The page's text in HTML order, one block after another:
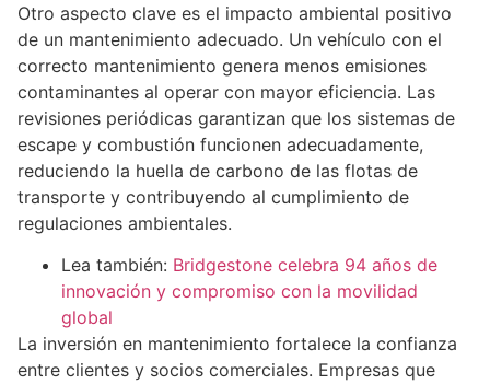
Otro aspecto clave es el impacto ambiental positivo
de un mantenimiento adecuado. Un vehículo con el
correcto mantenimiento genera menos emisiones
contaminantes al operar con mayor eficiencia. Las
revisiones periódicas garantizan que los sistemas de
escape y combustión funcionen adecuadamente,
reduciendo la huella de carbono de las flotas de
transporte y contribuyendo al cumplimiento de
regulaciones ambientales.
Lea también: Bridgestone celebra 94 años de
innovación y compromiso con la movilidad
global
La inversión en mantenimiento fortalece la confianza
entre clientes y socios comerciales. Empresas que